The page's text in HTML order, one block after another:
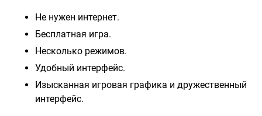
Не нужен интернет.
Бесплатная игра.
Несколько режимов.
Удобный интерфейс.
Изысканная игровая графика и дружественный
интерфейс.